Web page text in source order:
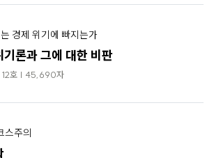
경제 위기에 빠지는가
론과 그에 대한 비판
12호 | 45,690자
스주의